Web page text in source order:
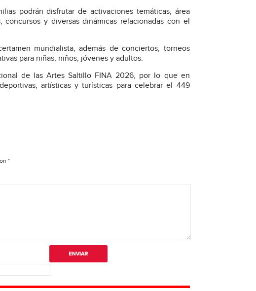
podrán disfrutar de activaciones temáticas, área
y diversas dinámicas relacionadas con el
mundialista, además de conciertos, torneos
para niñas, niños, jóvenes y adultos.
de las Artes Saltillo FINA 2026, por lo que en
artísticas y turísticas para celebrar el 449
*